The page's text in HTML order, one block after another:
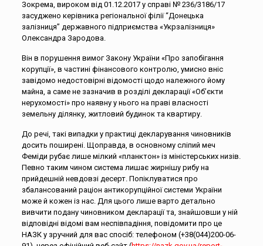
Зокрема, вироком від 01.12.2017 у справі № 236/3186/17
засуджено керівника регіональної філії “Донецька
залізниця” державного підприємства «Укрзалізниця»
Олександра Зародова.
Він в порушення вимог Закону України «Про запобігання
корупції», в частині фінансового контролю, умисно вніс
завідомо недостовірні відомості щодо належного йому
майна, а саме не зазначив в розділі декларації «Об’єкти
нерухомості» про наявну у нього на праві власності
земельну ділянку, житловий будинок та квартиру.
До речі, такі випадки у практиці декларування чиновників
досить поширені. Щоправда, в основному сліпий меч
Феміди рубає лише мілкий «планктон» із міністерських низів.
Певно таким чином система лишає жирнішу рибу на
прийдешній невдовзі десерт. Попіклуватися про
збалансований раціон антикорупційної системи України
може й кожен із нас. Для цього лише варто детально
вивчити подану чиновником декларації та, знайшовши у ній
відповідні відомі вам неспівпадіння, повідомити про це
НАЗК у зручний для вас спосіб: телефоном (+38(044)200-06-